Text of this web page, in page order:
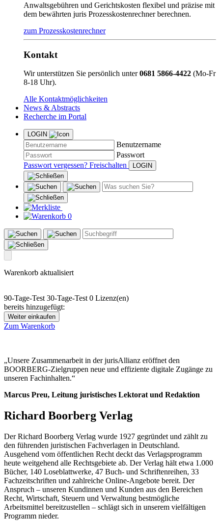
Anwaltsgebühren und Gerichtskosten flexibel und präzise mit
dem bewährten juris Prozesskostenrechner berechnen.
zum Prozesskostenrechner
Kontakt
Wir unterstützen Sie persönlich unter0681 5866-4422 (Mo-Fr
8-18 Uhr).
Alle Kontaktmöglichkeiten
News & Abstracts
Recherche im Portal
LOGIN
Benutzername
Passwort
Passwort vergessen? Freischalten
0
Warenkorb aktualisiert
90-Tage-Test 30-Tage-Test 0 Lizenz(en)
bereits hinzugefügt:
Weiter einkaufen
Zum Warenkorb
„Unsere Zusammenarbeit in der jurisAllianz eröffnet den
BOORBERG-Zielgruppen neue und effiziente digitale Zugänge zu
unseren Fachinhalten.“
Marcus Preu, Leitung juristisches Lektorat und Redaktion
Richard Boorberg Verlag
Der Richard Boorberg Verlag wurde 1927 gegründet und zählt zu
den führenden juristischen Fachverlagen in Deutschland.
Ausgehend vom öffentlichen Recht deckt das Verlagsprogramm
heute weitgehend alle Rechtsgebiete ab. Der Verlag hält etwa 1.000
Bücher, 140 Loseblattwerke, 47 Buch- und Schriftenreihen, 33
Fachzeitschriften und zahlreiche Online-Angebote bereit. Der
Anspruch – unseren Kundinnen und Kunden aus den Bereichen
Recht, Wirtschaft, Steuern und Verwaltung bestmögliche
Arbeitsmittel bereitzustellen – schlägt sich in unserem vielfältigen
Programm nieder.